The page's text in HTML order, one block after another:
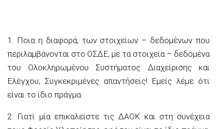
1. Ποια η διαφορά, των στοιχείων – δεδομένων που
περιλαμβάνονται στο ΟΣΔΕ, με τα στοιχεία – δεδομένα
του Ολοκληρωμένου Συστήματος Διαχείρισης και
Ελέγχου; Συγκεκριμένες απαντήσεις! Εμείς λέμε ότι
είναι το ίδιο πράγμα.
2. Γιατί μία επικαλείστε τις ΔΑΟΚ και στη συνέχεια